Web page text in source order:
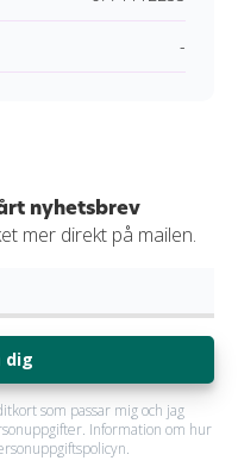
-
nyhetsbrev
mer direkt på mailen.
dig
som passar mig och jag
Information om hur